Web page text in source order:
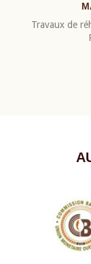
Travaux de